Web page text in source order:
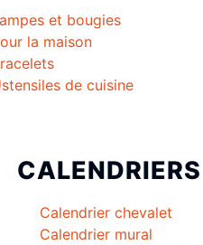
et bougies
la maison
de cuisine
CALENDRIERS
Calendrier chevalet
Calendrier mural